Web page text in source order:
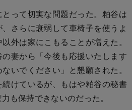
って切実な問題だった。粕谷は
さらに衰弱して車椅子を使うよ
外は家にこもることが増えた。
妻から「今後も応援いたします
いでください」と懇願された。
けているが、もはや粕谷の秘書
も保持できないのだった。